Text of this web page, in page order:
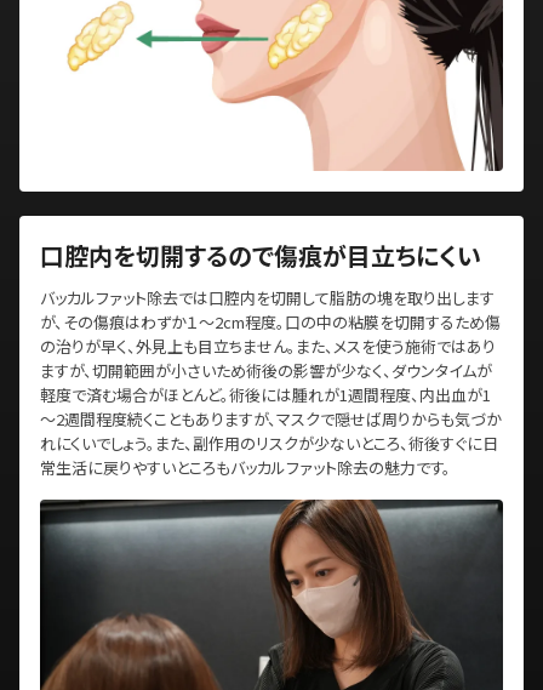
口腔内を切開するので傷痕が目立ちにくい
バッカルファット除去では口腔内を切開して脂肪の塊を取り出します
が、その傷痕はわずか１～2cm程度。口の中の粘膜を切開するため傷
の治りが早く、外見上も目立ちません。また、メスを使う施術ではあり
ますが、切開範囲が小さいため術後の影響が少なく、ダウンタイムが
軽度で済む場合がほとんど。術後には腫れが1週間程度、内出血が1
～2週間程度続くこともありますが、マスクで隠せば周りからも気づか
れにくいでしょう。また、副作用のリスクが少ないところ、術後すぐに日
常生活に戻りやすいところもバッカルファット除去の魅力です。